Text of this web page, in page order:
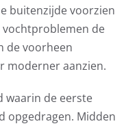
buitenzijde voorzien
vochtproblemen de
de voorheen
moderner aanzien.
waarin de eerste
opgedragen. Midden